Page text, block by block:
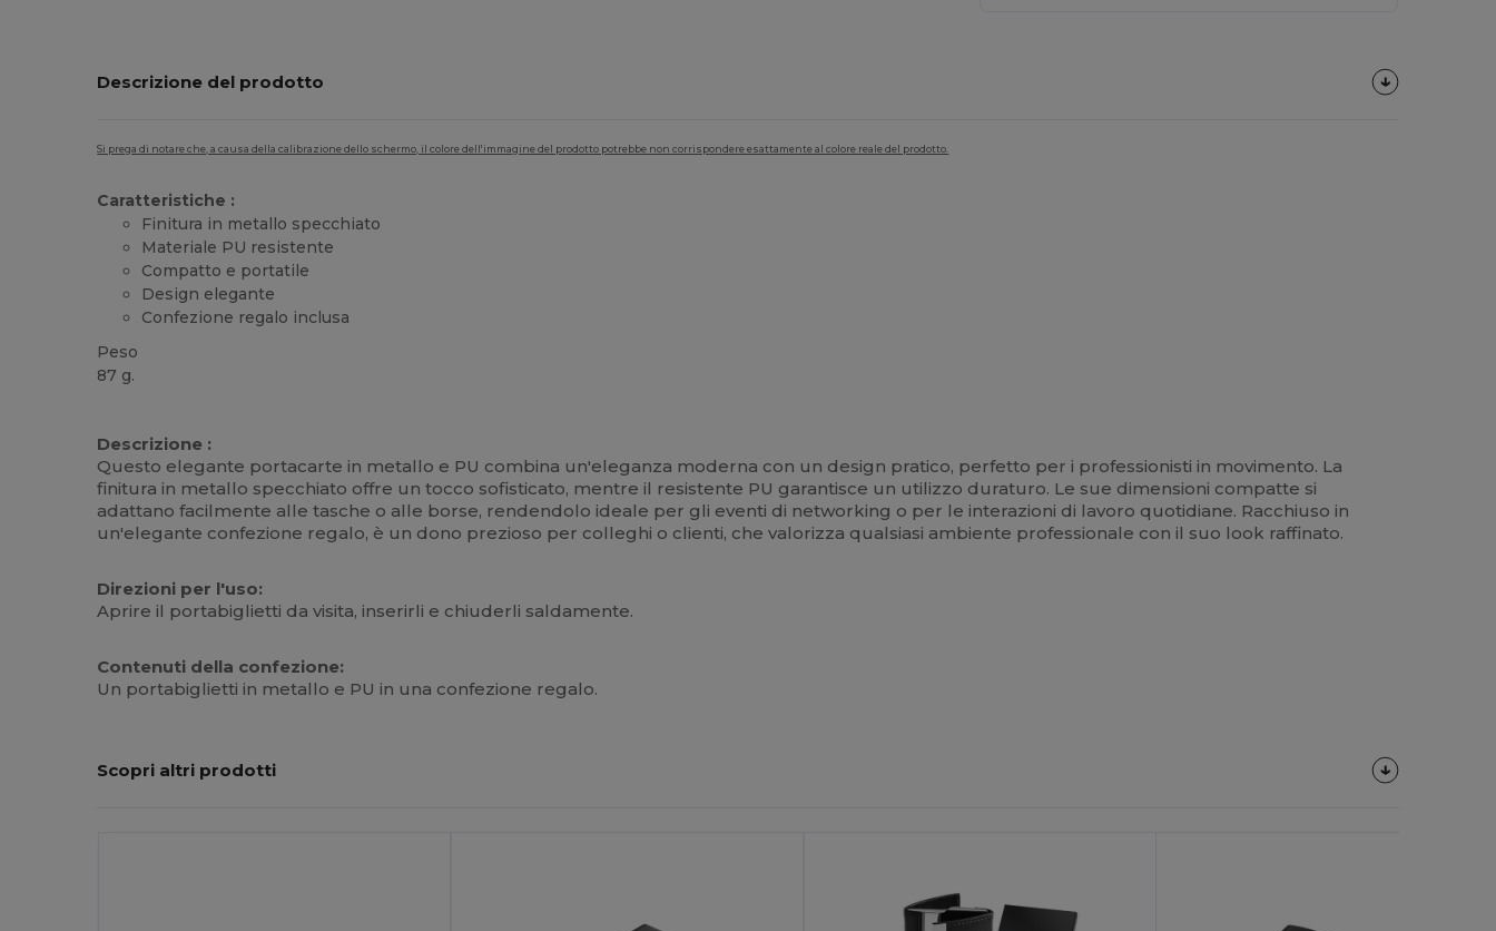
Descrizione del prodotto
Si prega di notare che, a causa della calibrazione dello schermo, il colore dell'immagine del prodotto potrebbe non corrispondere esattamente al colore reale del prodotto.
Caratteristiche :
Finitura in metallo specchiato
Materiale PU resistente
Compatto e portatile
Design elegante
Confezione regalo inclusa
Peso
87 g.
Descrizione :
Questo elegante portacarte in metallo e PU combina un'eleganza moderna con un design pratico, perfetto per i professionisti in movimento. La
finitura in metallo specchiato offre un tocco sofisticato, mentre il resistente PU garantisce un utilizzo duraturo. Le sue dimensioni compatte si
adattano facilmente alle tasche o alle borse, rendendolo ideale per gli eventi di networking o per le interazioni di lavoro quotidiane. Racchiuso in
un'elegante confezione regalo, è un dono prezioso per colleghi o clienti, che valorizza qualsiasi ambiente professionale con il suo look raffinato.
Direzioni per l'uso:
Aprire il portabiglietti da visita, inserirli e chiuderli saldamente.
Contenuti della confezione:
Un portabiglietti in metallo e PU in una confezione regalo.
Scopri altri prodotti